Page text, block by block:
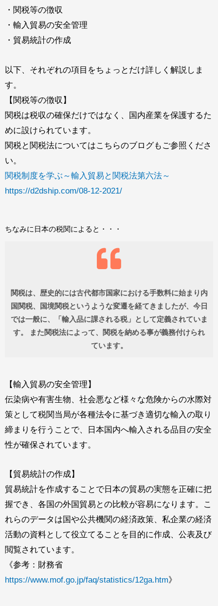
・関税等の徴収
・輸入貿易の安全管理
・貿易統計の作成
以下、それぞれの項目をちょっとだけ詳しく解説しま
す。
【 関税等の徴収 】
関税は税収の確保だけではなく、
国内産業を保護するた
めに設けられています。
関税と関税法についてはこちらのブログもご参照くださ
い。
関税制度を学ぶ～輸入貿易と関税法第六法～
https://d2dship.com/08-12-2021/
ちなみに日本の税関によると・・・
関税は、歴史的には古代都市国家における手数料に始まり内
国関税、国境関税というような変遷を経てきましたが、今日
では一般に、「輸入品に課される税」として定義されていま
す。 また関税法によって、関税を納める事が義務付けられ
ています。
【輸入貿易の安全管理 】
伝染病や有害生物、社会悪など様々な危険からの水際対
策として税関当局が各種法令に基づき適切な輸入の取り
締まりを行うことで、
日本国内へ輸入される品目の安全
性が確保されています。
【 貿易統計の作成】
貿易統計を作成することで日本の貿易の実態を正確に把
握でき、各国の外国貿易との比較が容易になります。こ
れらのデータは国や公共機関の経済政策、私企業の経済
活動の資料として役立てることを目的に作成、公表及び
閲覧されています。
《参考：財務省
https://www.mof.go.jp/faq/statistics/12ga.htm》